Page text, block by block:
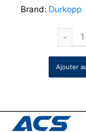
Brand: Durkopp
Ajouter